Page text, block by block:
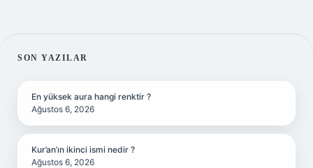
SIDEBAR
SON YAZILAR
En yüksek aura hangi renktir ?
Ağustos 6, 2026
Kur’an’ın ikinci ismi nedir ?
Ağustos 6, 2026